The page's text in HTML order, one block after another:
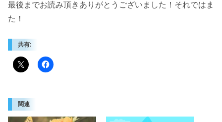
最後までお読み頂きありがとうございました！それではま
た！
共有:
関連